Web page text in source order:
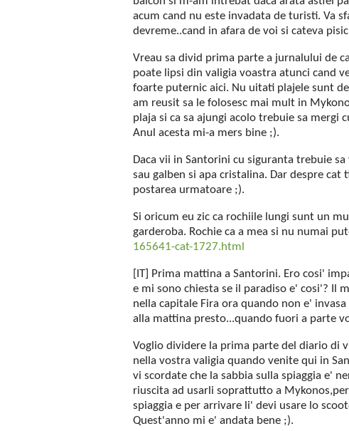
acum cand nu este invadata de turisti. Va
devreme..cand in afara de voi si cateva
Vreau sa divid prima parte a jurnalului de
poate lipsi din valigia voastra atunci cand
foarte puternic aici. Nu uitati plajele sunt
am reusit sa le folosesc mai mult in
plaja si ca sa ajungi acolo trebuie sa mergi
Anul acesta mi-a mers bine ;).
Daca vii in Santorini cu siguranta trebuie
sau galben si apa cristalina. Dar despre
postarea urmatoare ;).
Si oricum eu zic ca rochiile lungi sunt un
garderoba. Rochie ca a mea si nu numai
165641-cat-1727.html
[IT] Prima mattina a Santorini. Ero cosi'
e mi sono chiesta se il paradiso e' cosi'? Il
nella capitale Fira ora quando non e'
alla mattina presto...quando fuori a parte
Voglio dividere la prima parte del diario di
nella vostra valigia quando venite qui in
vi scordate che la sabbia sulla spiaggia e'
riuscita ad usarli soprattutto a
spiaggia e per arrivare li' devi usare lo
Quest'anno mi e' andata bene ;).